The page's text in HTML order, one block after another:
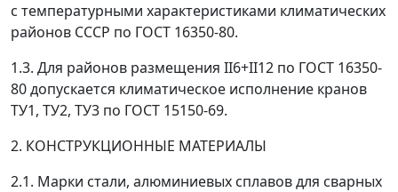
с температурными характеристиками климатических
районов СССР по ГОСТ 16350-80.
1.3. Для районов размещения II6+II12 по ГОСТ 16350-
80 допускается климатическое исполнение кранов
ТУ1, ТУ2, ТУ3 по ГОСТ 15150-69.
2. КОНСТРУКЦИОННЫЕ МАТЕРИАЛЫ
2.1. Марки стали, алюминиевых сплавов для сварных